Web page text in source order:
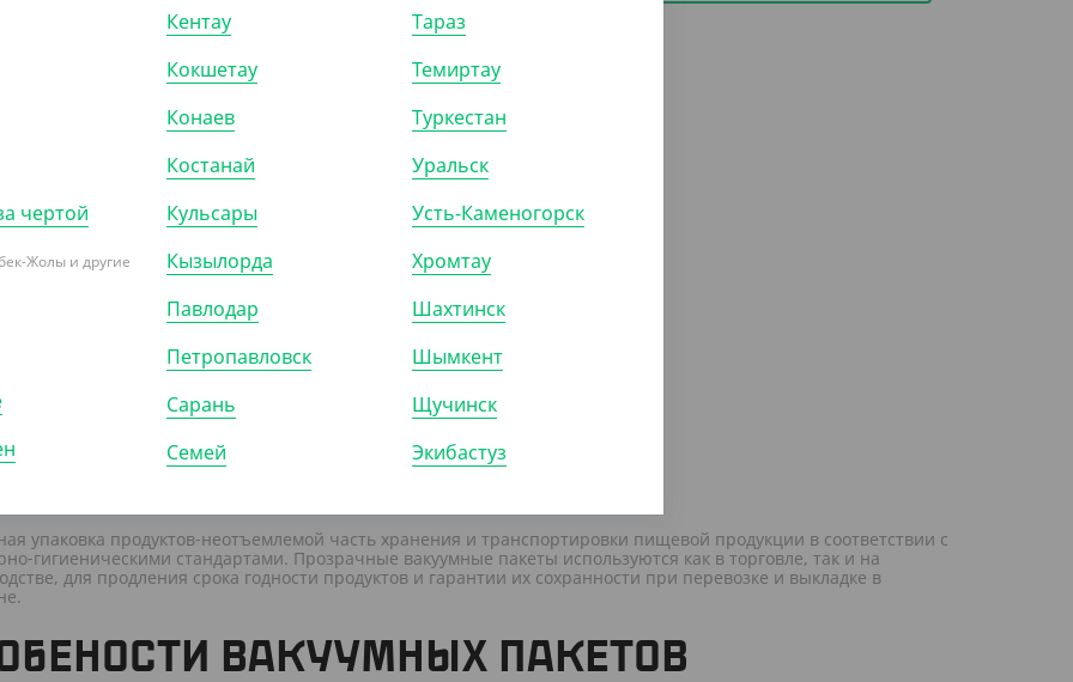
вакуумный 200*200 мм,
О ПОСТУПЛЕНИИ
упаковка продуктов-неотъемлемой часть хранения и транспортировки пищевой продукции в соответствии с
гигиеническими стандартами. Прозрачные вакуумные пакеты используются как в торговле, так и на
для продления срока годности продуктов и гарантии их сохранности при перевозке и выкладке в
ВАКУУМНЫХ ПАКЕТОВ
чертой
Жолы и другие
Кентау
Кокшетау
Конаев
Костанай
Кульсары
Кызылорда
Павлодар
Петропавловск
Сарань
Семей
Тараз
Темиртау
Туркестан
Уральск
Усть-Каменогорск
Хромтау
Шахтинск
Шымкент
Щучинск
Экибастуз